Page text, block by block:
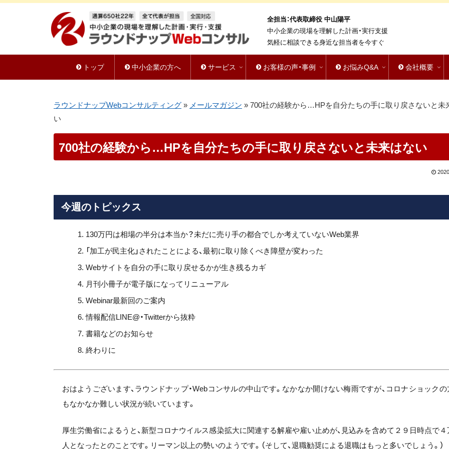
全担当：代表取締役 中山陽平
中小企業の現場を理解した計画・実行支援
気軽に相談できる身近な担当者を今すぐ
トップ 中小企業の方へ サービス お客様の声・事例 お悩みQ&A 会社概要
ラウンドナップWebコンサルティング » メールマガジン » 700社の経験から…HPを自分たちの手に取り戻さないと未
い
700社の経験から…HPを自分たちの手に取り戻さないと未来はない
今週のトピックス
130万円は相場の半分は本当か？未だに売り手の都合でしか考えていないWeb業界
「加工が民主化」されたことによる、最初に取り除くべき障壁が変わった
Webサイトを自分の手に取り戻せるかが生き残るカギ
月刊小冊子が電子版になってリニューアル
Webinar最新回のご案内
情報配信LINE@・Twitterから抜粋
書籍などのお知らせ
終わりに
おはようございます、ラウンドナップ・Webコンサルの中山です。なかなか開けない梅雨ですが、コロナショックの
もなかなか難しい状況が続いています。
厚生労働省によるうと、新型コロナウイルス感染拡大に関連する解雇や雇い止めが、見込みを含めて２９日時点で４
人となったとのことです。リーマン以上の勢いのようです。（そして、退職勧奨による退職はもっと多いでしょう。）